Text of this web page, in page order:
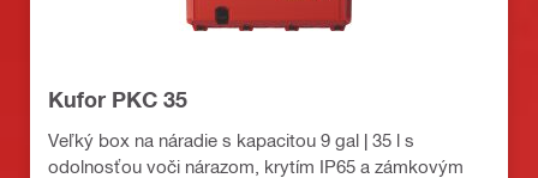
Kufor PKC 35
Veľký box na náradie s kapacitou 9 gal | 35 l s
odolnosťou voči nárazom, krytím IP65 a zámkovým